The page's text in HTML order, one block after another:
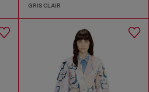
GRIS CLAIR